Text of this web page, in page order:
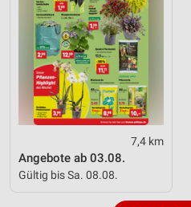
7,4 km
Angebote ab 03.08.
Gültig bis Sa. 08.08.